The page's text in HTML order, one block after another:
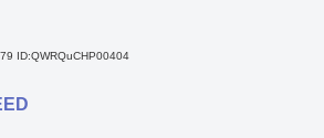
ID:QWRQuCHP00404